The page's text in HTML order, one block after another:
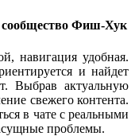
сообщество Фиш-Хук
навигация удобная.
и найдет
Выбрав актуальную
свежего контента.
в чате с реальными
проблемы.